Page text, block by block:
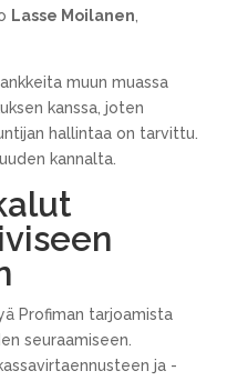
Lasse Moilanen
muun muassa
kanssa, joten
hallintaa on tarvittu.
kannalta.
Profiman tarjoamista
seuraamiseen.
ja -